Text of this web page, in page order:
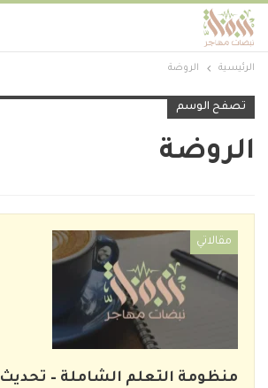
الرئيسية الروضة
تصفح الوسم
الروضة
مقالاتي
منظومة التعلم الشاملة – تحديث 2026